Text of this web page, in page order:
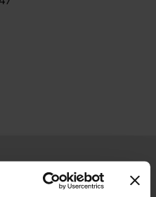
innebär at våra norska kunder